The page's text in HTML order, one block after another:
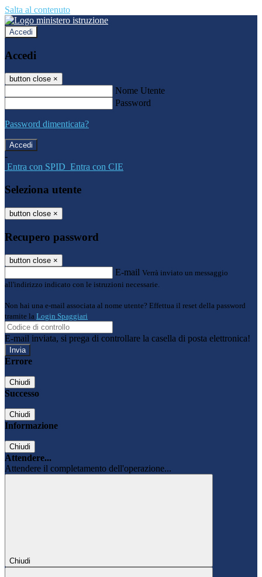
Salta al contenuto
Accedi
Accedi
button close ×
Nome Utente
Password
Password dimenticata?
-
Entra con SPID Entra con CIE
Seleziona utente
button close ×
Recupero password
button close ×
E-mail Verrà inviato un messaggio
all'indirizzo indicato con le istruzioni necessarie.
Non hai una e-mail associata al nome utente? Effettua il reset della password
tramite la Login Spaggiari
E-mail inviata, si prega di controllare la casella di posta elettronica!
Errore
Chiudi
Successo
Chiudi
Informazione
Chiudi
Attendere...
Attendere il completamento dell'operazione...
Chiudi